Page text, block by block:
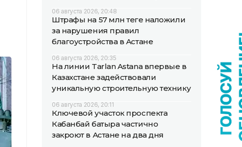
06 августа 2026, 20:48
Штрафы на 57 млн теңге наложили
за нарушения правил
благоустройства в Астане
06 августа 2026, 20:35
На линии Tarlan Astana впервые в
Казахстане задействовали
уникальную строительную технику
06 августа 2026, 20:11
Ключевой участок проспекта
Кабанбай батыра частично
закроют в Астане на два дня